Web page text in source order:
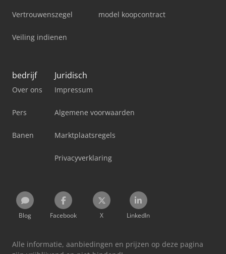
Vertrouwenszegel
Veiling indienen
model koopcontract
bedrijf
Over ons
Pers
Banen
Juridisch
Impressum
Algemene voorwaarden
Marktplaatsregels
Privacyverklaring
Blog Facebook X LinkedIn
Alle informatie, aanbiedingen en prijzen op deze pagina